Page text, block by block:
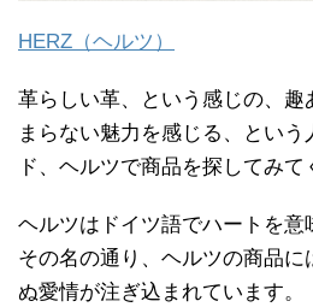
HERZ（ヘルツ）
革らしい革、という感じの、趣
まらない魅力を感じる、とい
ド、ヘルツで商品を探してみて
ヘルツはドイツ語でハートを意
その名の通り、ヘルツの商品に
ぬ愛情が注ぎ込まれています。